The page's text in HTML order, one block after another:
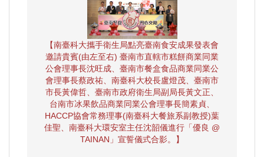
【南臺科大攜手衛生局點亮臺南食安成果發表會
邀請貴賓(由左至右) 臺南市直轄市糕餅商業同業
公會理事長沈旺成、臺南市餐盒食品商業同業公
會理事長蔡政祐、南臺科大校長盧燈茂、臺南市
市長黃偉哲、臺南市政府衛生局副局長黃文正、
台南市冰果飲品商業同業公會理事長簡素貞、
HACCP協會常務理事(南臺科大餐旅系副教授)葉
佳聖、南臺科大環安室主任沈韶儀進行「優良 @
TAINAN」宣誓儀式合影。】